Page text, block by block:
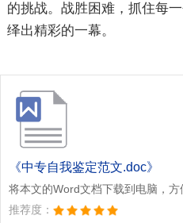
的挑战。战胜困难，抓住每
绎出精彩的一幕。
《中专自我鉴定范文.doc》
将本文的Word文档下载到电脑，方
推荐度：